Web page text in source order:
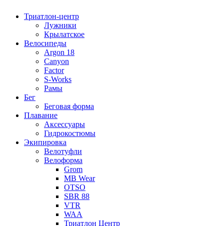
Триатлон-центр
Лужники
Крылатское
Велосипеды
Argon 18
Canyon
Factor
S-Works
Рамы
Бег
Беговая форма
Плавание
Аксессуары
Гидрокостюмы
Экипировка
Велотуфли
Велоформа
Grom
MB Wear
OTSO
SBR 88
VTR
WAA
Триатлон Центр